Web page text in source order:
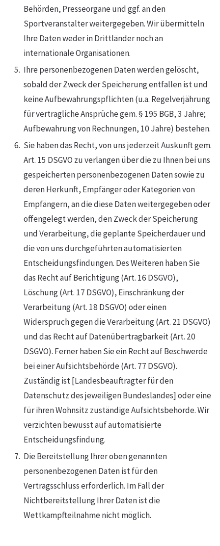
Behörden, Presseorgane und ggf. an den
Sportveranstalter weitergegeben. Wir übermitteln
Ihre Daten weder in Drittländer noch an
internationale Organisationen.
Ihre personenbezogenen Daten werden gelöscht,
sobald der Zweck der Speicherung entfallen ist und
keine Aufbewahrungspflichten (u.a. Regelverjährung
für vertragliche Ansprüche gem. § 195 BGB, 3 Jahre;
Aufbewahrung von Rechnungen, 10 Jahre) bestehen.
Sie haben das Recht, von uns jederzeit Auskunft gem.
Art. 15 DSGVO zu verlangen über die zu Ihnen bei uns
gespeicherten personenbezogenen Daten sowie zu
deren Herkunft, Empfänger oder Kategorien von
Empfängern, an die diese Daten weitergegeben oder
offengelegt werden, den Zweck der Speicherung
und Verarbeitung, die geplante Speicherdauer und
die von uns durchgeführten automatisierten
Entscheidungsfindungen. Des Weiteren haben Sie
das Recht auf Berichtigung (Art. 16 DSGVO),
Löschung (Art. 17 DSGVO), Einschränkung der
Verarbeitung (Art. 18 DSGVO) oder einen
Widerspruch gegen die Verarbeitung (Art. 21 DSGVO)
und das Recht auf Datenübertragbarkeit (Art. 20
DSGVO). Ferner haben Sie ein Recht auf Beschwerde
bei einer Aufsichtsbehörde (Art. 77 DSGVO).
Zuständig ist [Landesbeauftragter für den
Datenschutz des jeweiligen Bundeslandes] oder eine
für ihren Wohnsitz zuständige Aufsichtsbehörde. Wir
verzichten bewusst auf automatisierte
Entscheidungsfindung.
Die Bereitstellung Ihrer oben genannten
personenbezogenen Daten ist für den
Vertragsschluss erforderlich. Im Fall der
Nichtbereitstellung Ihrer Daten ist die
Wettkampfteilnahme nicht möglich.